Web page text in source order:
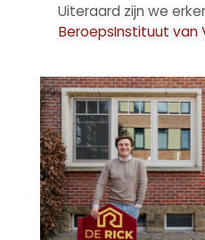
Uiteraard zijn we
BeroepsInstituut van